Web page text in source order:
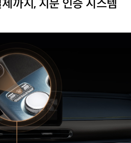
까지, 지문 인증 시스템